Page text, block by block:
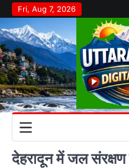
Skip
to
content
Fri, Aug 7, 2026
देहरादून में जल संरक्षण